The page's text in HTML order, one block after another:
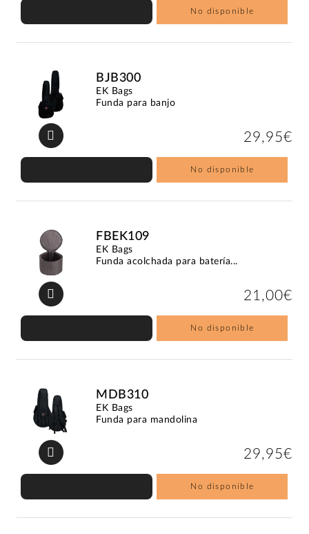
No disponible
BJB300
EK Bags
Funda para banjo
29,95€
No disponible
FBEK109
EK Bags
Funda acolchada para batería...
21,00€
No disponible
MDB310
EK Bags
Funda para mandolina
29,95€
No disponible